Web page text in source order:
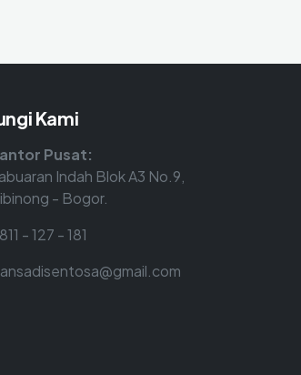
Kami
Pusat:
Indah Blok A3 No.9,
- Bogor.
- 127 - 181